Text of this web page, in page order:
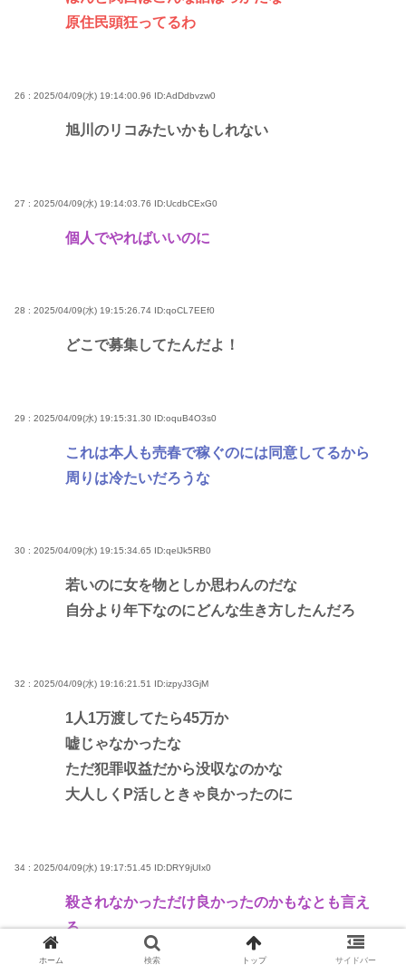
原住民頭狂ってるわ
26 : 2025/04/09(水) 19:14:00.96 ID:AdDdbvzw0
旭川のリコみたいかもしれない
27 : 2025/04/09(水) 19:14:03.76 ID:UcdbCExG0
個人でやればいいのに
28 : 2025/04/09(水) 19:15:26.74 ID:qoCL7EEf0
どこで募集してたんだよ！
29 : 2025/04/09(水) 19:15:31.30 ID:oquB4O3s0
これは本人も売春で稼ぐのには同意してるから
周りは冷たいだろうな
30 : 2025/04/09(水) 19:15:34.65 ID:qelJk5RB0
若いのに女を物としか思わんのだな
自分より年下なのにどんな生き方したんだろ
32 : 2025/04/09(水) 19:16:21.51 ID:izpyJ3GjM
1人1万渡してたら45万か
嘘じゃなかったな
ただ犯罪収益だから没収なのかな
大人しくP活しときゃ良かったのに
34 : 2025/04/09(水) 19:17:51.45 ID:DRY9jUIx0
殺されなかっただけ良かったのかもなとも言え
る
ホーム 検索 トップ サイドバー